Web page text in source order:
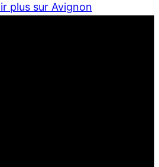
plus sur Avignon